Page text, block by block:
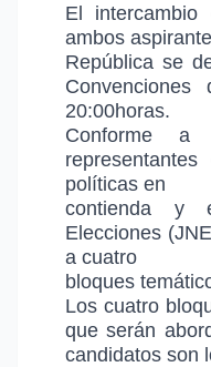
El
ambos
República se
20:00horas.
Conforme
políticas en
contienda y
Elecciones
a cuatro
bloques
Los cuatro
que serán
candidatos son